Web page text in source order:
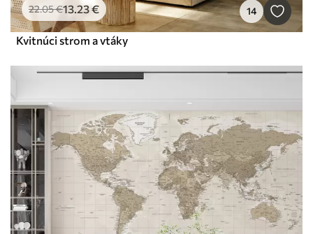
22.05€13.23€ 14
Kvitnúci strom a vtáky